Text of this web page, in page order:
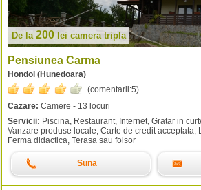
De la 200 lei camera tripla
Pensiunea Carma
Hondol (Hunedoara)
(comentarii:5).
Cazare: Camere - 13 locuri
Servicii: Piscina, Restaurant, Internet, Gratar in
Vanzare produse locale, Carte de credit acceptata,
Ferma didactica, Terasa sau foisor
Suna